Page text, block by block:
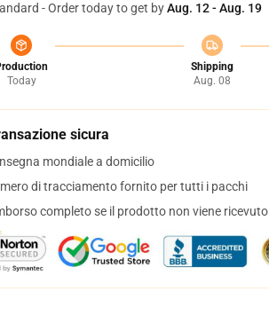
- Order today to get byAug. 12 - Aug. 19
Today
Shipping
Aug. 08
sicura
mondiale a domicilio
di tracciamento fornito per tutti i pacchi
completo se il prodotto non viene ricevuto